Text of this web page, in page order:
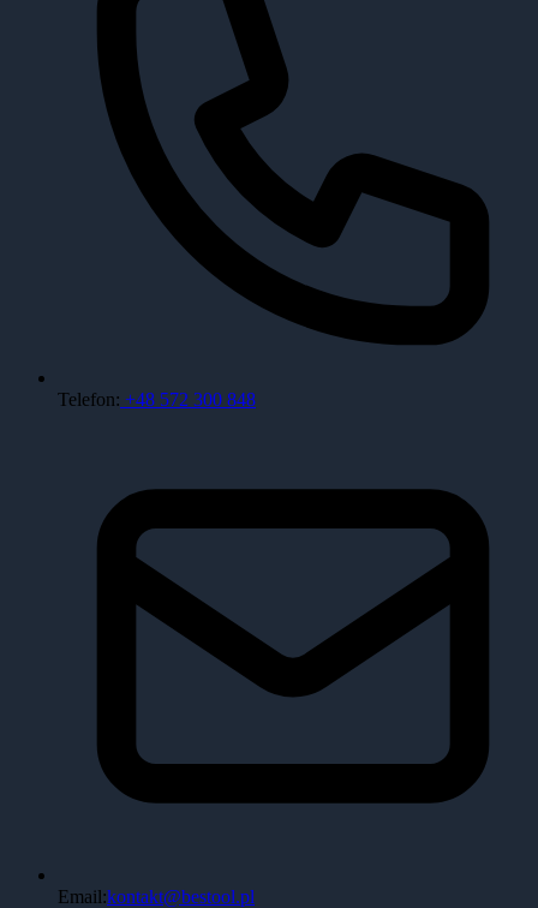
Telefon: +48 572 300 848
Email:kontakt@bestool.pl